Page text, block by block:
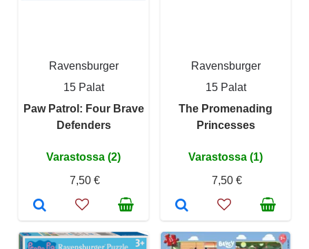
Ravensburger
15 Palat
Paw Patrol: Four Brave
Defenders
Varastossa (2)
7,50 €
Ravensburger
15 Palat
The Promenading
Princesses
Varastossa (1)
7,50 €